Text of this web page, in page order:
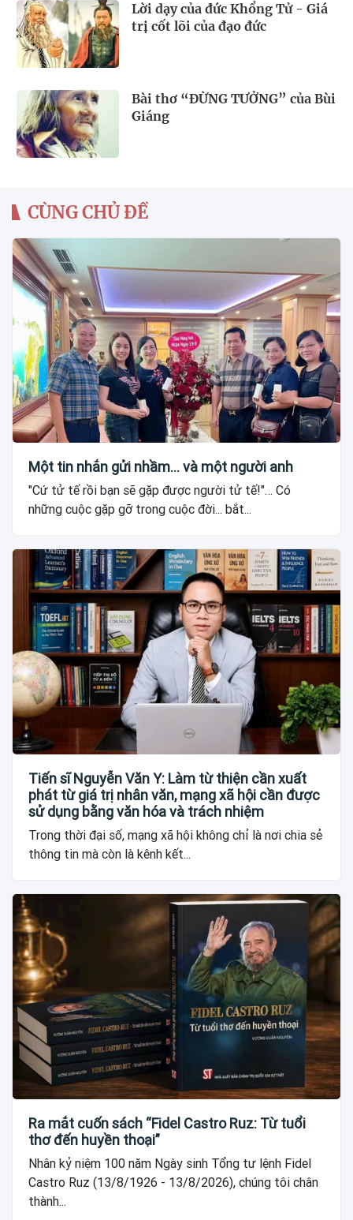
Lời dạy của đức Khổng Tử - Giá
trị cốt lõi của đạo đức
Bài thơ “ĐỪNG TƯỞNG” của Bùi
Giáng
CÙNG CHỦ ĐỀ
Một tin nhắn gửi nhầm... và một người anh
"Cứ tử tế rồi bạn sẽ gặp được người tử tế!"… Có
những cuộc gặp gỡ trong cuộc đời... bắt...
Tiến sĩ Nguyễn Văn Y: Làm từ thiện cần xuất
phát từ giá trị nhân văn, mạng xã hội cần được
sử dụng bằng văn hóa và trách nhiệm
Trong thời đại số, mạng xã hội không chỉ là nơi chia sẻ
thông tin mà còn là kênh kết...
Ra mắt cuốn sách “Fidel Castro Ruz: Từ tuổi
thơ đến huyền thoại”
Nhân kỷ niệm 100 năm Ngày sinh Tổng tư lệnh Fidel
Castro Ruz (13/8/1926 - 13/8/2026), chúng tôi chân
thành...